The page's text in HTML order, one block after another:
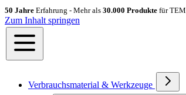
50 Jahre Erfahrung - Mehr als 30.000 Produkte für
Zum Inhalt springen
Verbrauchsmaterial & Werkzeuge